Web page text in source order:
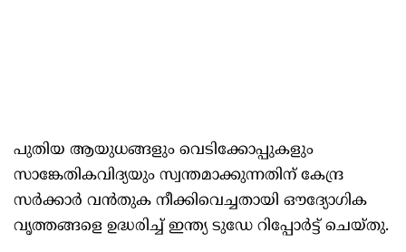
പുതിയ ആയുധങ്ങളും വെടിക്കോപ്പുകളും
സാങ്കേതികവിദ്യയും സ്വന്തമാക്കുന്നതിന് കേന്ദ്ര
സർക്കാർ വൻതുക നീക്കിവെച്ചതായി ഔദ്യോഗിക
വൃത്തങ്ങളെ ഉദ്ധരിച്ച്‌ ഇന്ത്യ ടുഡേ റിപ്പോർട്ട് ചെയ്തു.